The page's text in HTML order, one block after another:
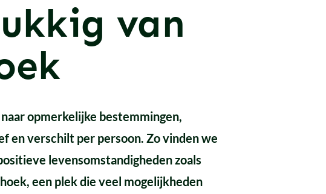
van
opmerkelijke bestemmingen,
en verschilt per persoon. Zo vinden we
levensomstandigheden zoals
een plek die veel mogelijkheden